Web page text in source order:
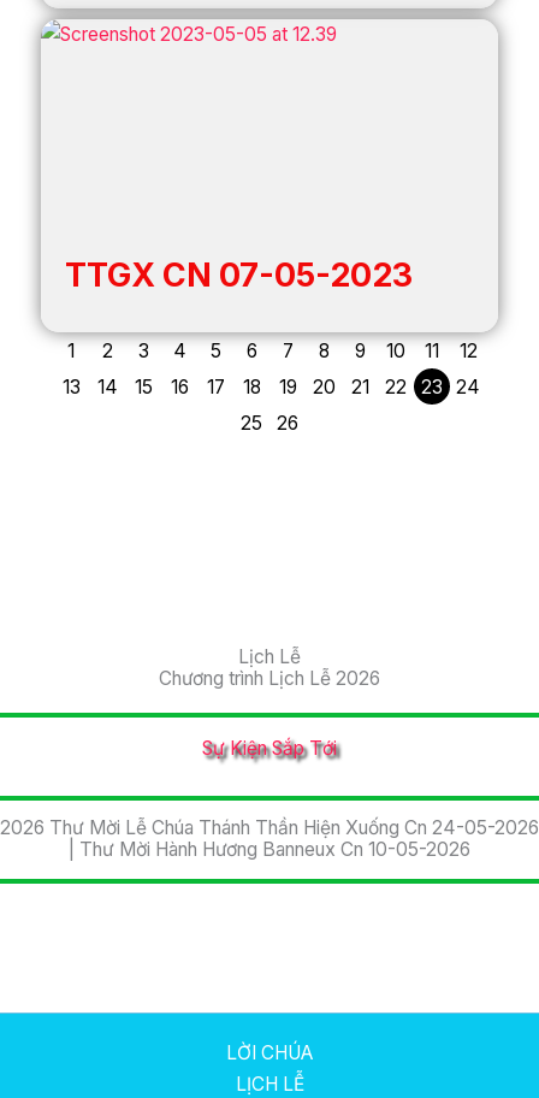
TTGX CN 07-05-2023
1 2 3 4 5 6 7 8 9 10 11
12
13
14 15 16 17 18 19 20 21 22 23
24
25
26
Lịch Lễ
Chương trình Lịch Lễ 2026
Sự Kiện Sắp Tới
2026 Thư Mời Lễ Chúa Thánh Thần Hiện Xuống Cn 24-05-2026
| Thư Mời Hành Hương Banneux Cn 10-05-2026
LỜI CHÚA
LỊCH LỄ